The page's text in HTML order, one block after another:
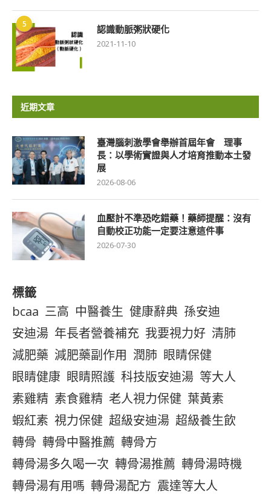
5 認識動脈粥狀硬化
2021-11-10
近期文章
臺灣腦刺激學會舉辦首屆年會 理事
長：以學術實證與人才培育推動本土發
展
2026-08-06
血壓計不準恐吃錯藥！藥師提醒：沒有
自動校正功能一定要注意這件事
2026-07-30
標籤
bcaa 三高 中醫養生 健康辭典 孫安迪
安迪湯 年長者營養補充 我要視力好 清肺
減肥藥 減肥藥副作用 潤肺 眼睛保健
眼睛健康 眼睛照護 科技版安迪湯 等大人
素雞精 素食雞精 老人視力保健 葉黃素
蝦紅素 視力保健 超級安迪湯 超級養生飲
轉骨 轉骨中醫推薦 轉骨方
轉骨湯多久喝一次 轉骨湯推薦 轉骨湯時機
轉骨湯有用嗎 轉骨湯配方 震達等大人